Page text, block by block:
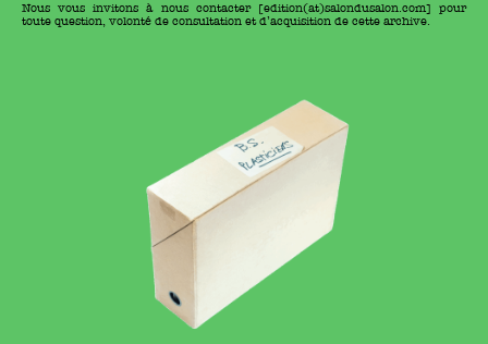
Nous vous invitons à nous contacter [edition(at)salondusalon.com] pour
toute question, volonté de consultation et d’acquisition de cette archive.